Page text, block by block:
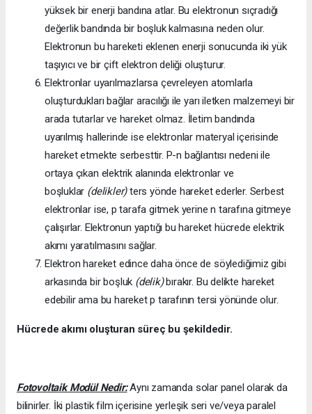
yüksek bir enerji bandına atlar. Bu elektronun sıçradığı
değerlik bandında bir boşluk kalmasına neden olur.
Elektronun bu hareketi eklenen enerji sonucunda iki yük
taşıyıcı ve bir çift elektron deliği oluşturur.
Elektronlar uyarılmazlarsa çevreleyen atomlarla
oluşturdukları bağlar aracılığı ile yarı iletken malzemeyi bir
arada tutarlar ve hareket olmaz. İletim bandında
uyarılmış hallerinde ise elektronlar materyal içerisinde
hareket etmekte serbesttir. P-n bağlantısı nedeni ile
ortaya çıkan elektrik alanında elektronlar ve
boşluklar (delikler)ters yönde hareket ederler. Serbest
elektronlar ise, p tarafa gitmek yerine n tarafına gitmeye
çalışırlar. Elektronun yaptığı bu hareket hücrede elektrik
akımı yaratılmasını sağlar.
Elektron hareket edince daha önce de söylediğimiz gibi
arkasında bir boşluk (delik)bırakır. Bu delikte hareket
edebilir ama bu hareket p tarafının tersi yönünde olur.
Hücrede akımı oluşturan süreç bu şekildedir.
Fotovoltaik Modül Nedir:Aynı zamanda solar panel olarak da
bilinirler. İki plastik film içerisine yerleşik seri ve/veya paralel